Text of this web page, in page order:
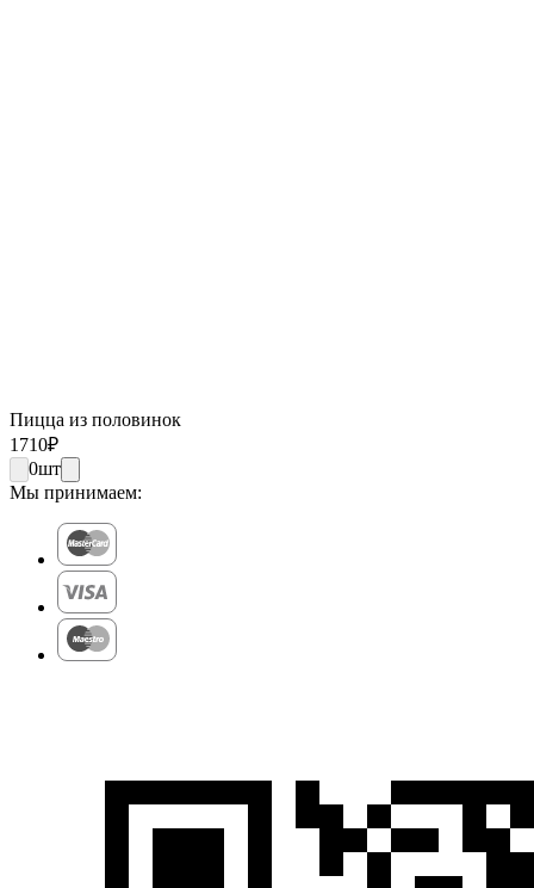
Пицца из половинок
1710₽
0шт
Мы принимаем: